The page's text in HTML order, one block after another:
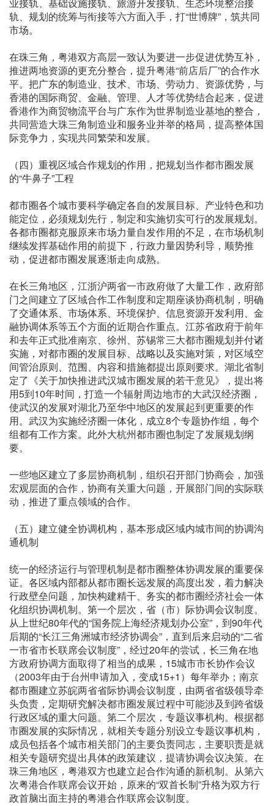
业接轨、基础设施接轨、旅游开发接轨、生态环境整治接
轨、规划的统筹与衔接等六方面入手，打“世博牌”，筑共同
市场。
在珠三角，粤港双方高层一致认为要进一步促进优势互补，
推进两地资源的更充分整合，提升粤港“前店后厂”的合作水
平。把广东的制造业、技术、市场、劳动力、资源优势，与
香港的国际商贸、金融、管理、人才等优势结合起来，促进
香港作为商贸物流平台与广东作为世界制造业基地的整合，
共同营造大珠三角制造业和服务业并举的格局，提高整体国
际竞争力，实现共同繁荣和发展。
（四）重视区域合作规划的作用，把规划当作都市圈发展
的“牛鼻子”工程
都市圈各个城市要科学确定各自的发展目标、产业特色和功
能定位，必须规划先行，制定和实施切实可行的发展规划。
各都市圈都克服原来市场力量自发作用的不足，在市场机制
继续发挥基础作用的前提下，行政力量因势利导，顺势推
动，促进都市圈发展逐渐走向成熟。
在长三角地区，江浙沪两省一市政府做了大量工作，政府部
门之间建立了区域合作工作制度和定期座谈协商机制，明确
了交通体系、市场体系、环境保护、信息资源开发利用、金
融协调体系等五个方面的近期合作重点。江苏省政府于前年
和去年正式批准南京、徐州、苏锡常三大都市圈规划并付诸
实施，对都市圈的发展目标、战略以及实施对策，对区域空
间管治原则、范围、内容和措施都提出原则要求。湖北省制
定了《关于加快推进武汉城市圈发展的若干意见》，提出将
用5到10年时间，打造一个辐射周边地市的大武汉经济圈，
使武汉的发展对湖北乃至华中地区的发展起到更重要的作
用。武汉为实施经济圈一体化，成立8个专题协作组，每个
组都有工作方案。此外大杭州都市圈也制定了发展规划纲
要。
一些地区建立了多层协商机制，组织召开部门协商会，加强
宏观层面的合作，协商有关重大问题，开展部门间的实际联
动，推进了重点领域的合作。
（五）建立健全协调机构，基本形成区域内城市间的协调沟
通机制
统一的经济运行与管理机制是都市圈整体协调发展的重要保
证。各区域内部都从都市圈长远发展的高度出发，着力解决
行政壁垒问题，加快构建精干、务实的都市圈经济社会一体
化组织协调机制。第一个层次，省（市）际协调会议制度。
从上世纪80年代的“国务院上海经济规划办公室”，到90年代
后期的“长江三角洲城市经济协调会”，直到后来启动的“二省
一市省市长联席会议制度”，经过20年的尝试，长三角在地
方政府协调方面取得了相当的成果，15城市市长协作会议
（2003年由于台州申请加入，变成15+1）每年举办；南京
都市圈建立苏皖两省省际协调会议制度，由两省省级领导牵
头负责，定期研究解决都市圈发展过程中可能涉及到跨省级
行政区域的重大问题。第二个层次，专题议事机构。根据都
市圈发展的实际情况，就相关专题分别设立专题议事机构，
成员包括各个城市相关部门的主要负责同志，主要职责是就
相关专题研究提出具体的政策建议，提请协调会议决策。在
珠三角地区，粤港双方也建立起合作沟通的新机制。从第六
次粤港合作联席会议开始，原来的“双首长制”升格为双方行
政首脑出面主持的粤港合作联席会议制度。